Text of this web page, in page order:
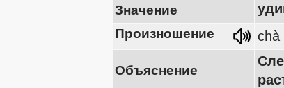
Значение
Произношение chà
Объяснение